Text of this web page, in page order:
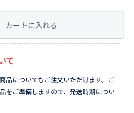
カートに入れる
て
品についてもご注文いただけます。ご
をご準備しますので、発送時期につい